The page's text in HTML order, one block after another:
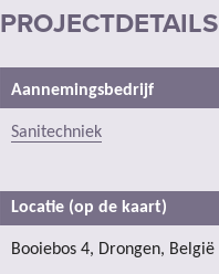
PROJECTDETAILS
Aannemingsbedrijf
Sanitechniek
Locatie (op de kaart)
Booiebos 4, Drongen, België